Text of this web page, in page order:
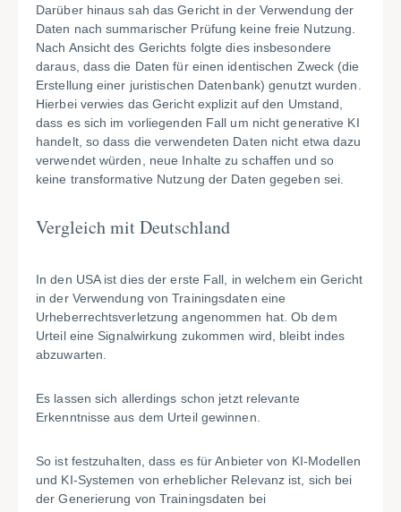
Darüber hinaus sah das Gericht in der Verwendung der
Daten nach summarischer Prüfung keine freie Nutzung.
Nach Ansicht des Gerichts folgte dies insbesondere
daraus, dass die Daten für einen identischen Zweck (die
Erstellung einer juristischen Datenbank) genutzt wurden.
Hierbei verwies das Gericht explizit auf den Umstand,
dass es sich im vorliegenden Fall um nicht generative KI
handelt, so dass die verwendeten Daten nicht etwa dazu
verwendet würden, neue Inhalte zu schaffen und so
keine transformative Nutzung der Daten gegeben sei.
Vergleich mit Deutschland
In den USA ist dies der erste Fall, in welchem ein Gericht
in der Verwendung von Trainingsdaten eine
Urheberrechtsverletzung angenommen hat. Ob dem
Urteil eine Signalwirkung zukommen wird, bleibt indes
abzuwarten.
Es lassen sich allerdings schon jetzt relevante
Erkenntnisse aus dem Urteil gewinnen.
So ist festzuhalten, dass es für Anbieter von KI-Modellen
und KI-Systemen von erheblicher Relevanz ist, sich bei
der Generierung von Trainingsdaten bei